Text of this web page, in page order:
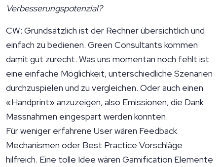
Verbesserungspotenzial?
CW: Grundsätzlich ist der Rechner übersichtlich und
einfach zu bedienen. Green Consultants kommen
damit gut zurecht. Was uns momentan noch fehlt ist
eine einfache Möglichkeit, unterschiedliche Szenarien
durchzuspielen und zu vergleichen. Oder auch einen
«Handprint» anzuzeigen, also Emissionen, die Dank
Massnahmen eingespart werden konnten.
Für weniger erfahrene User wären Feedback
Mechanismen oder Best Practice Vorschläge
hilfreich. Eine tolle Idee wären Gamification Elemente